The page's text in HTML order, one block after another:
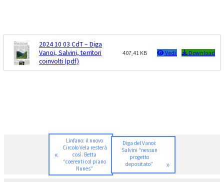
2024 10 03 CdT – Diga
Vanoi, Salvini, territori
coinvolti (pdf)
407,41 KB Vedi Download
«
Linfano: il nuovo
Circolo Vela resterà
così. Betta
“coerenti col piano
Nunes”
Diga del Vanoi:
Salvini “nessun
progetto
depositato”
»